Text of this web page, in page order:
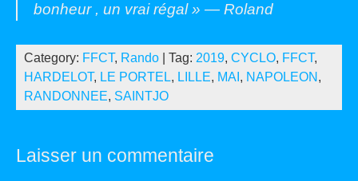
bonheur , un vrai régal » — Roland
Category: FFCT, Rando | Tag: 2019, CYCLO, FFCT,
HARDELOT, LE PORTEL, LILLE, MAI , NAPOLEON ,
RANDONNEE, SAINTJO
Laisser un commentaire